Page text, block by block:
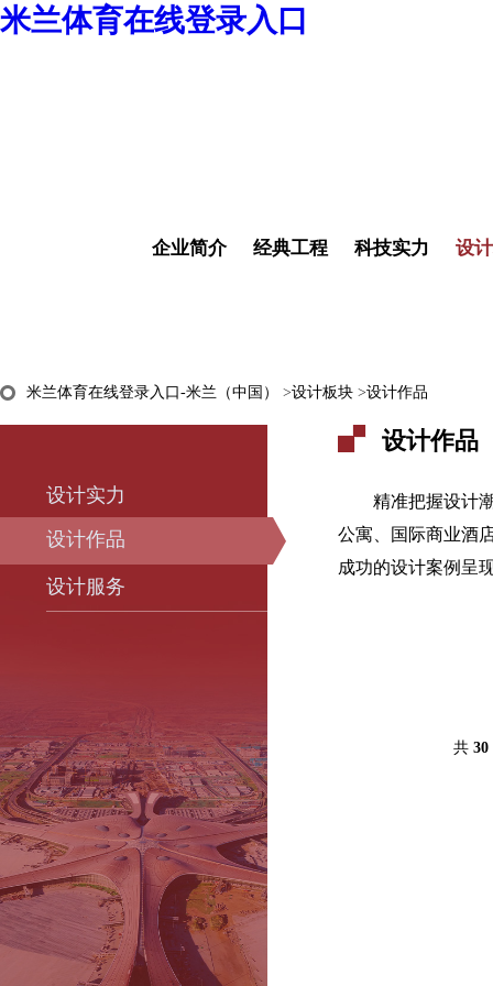
米兰体育在线登录入口
设
科技实力
经典工程
企业简介
米兰体育在线登录入口-米兰（中国） >设计板块 >设计作品
设计实力
设计作品
设计服务
设计作品
精准把握设计
公寓、国际商业酒
成功的设计案例呈
共 30